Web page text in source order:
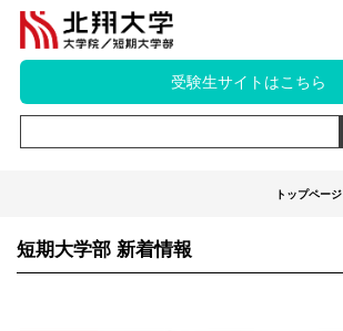
受験生サイトはこちら
トップページ
短期大学部 新着情報